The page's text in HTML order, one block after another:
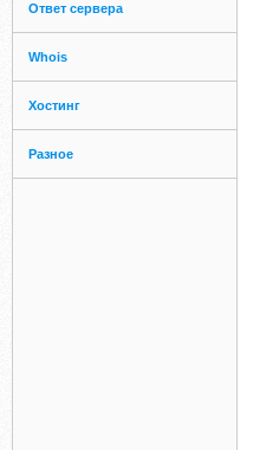
Ответ сервера
Whois
Хостинг
Разное